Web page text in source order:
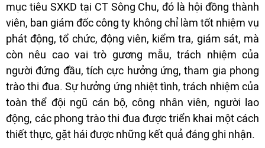
mục tiêu SXKD tại CT Sông Chu, đó là hội đồng thành
viên, ban giám đốc công ty không chỉ làm tốt nhiệm vụ
phát động, tổ chức, động viên, kiểm tra, giám sát, mà
còn nêu cao vai trò gương mẫu, trách nhiệm của
người đứng đầu, tích cực hưởng ứng, tham gia phong
trào thi đua. Sự hưởng ứng nhiệt tình, trách nhiệm của
toàn thể đội ngũ cán bộ, công nhân viên, người lao
động, các phong trào thi đua được triển khai một cách
thiết thực, gặt hái được những kết quả đáng ghi nhận.